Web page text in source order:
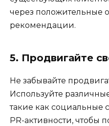
через положительные
рекомендации.
5. Продвигайте
Не забывайте
Используйте
такие как социальные
PR-активности, чтобы